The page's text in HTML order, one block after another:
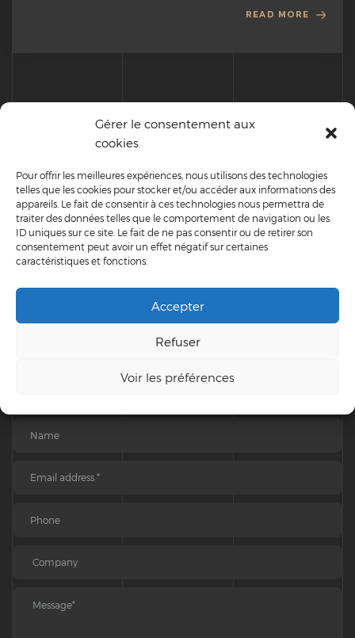
Gérer le consentement aux
cookies
Pour offrir les meilleures expériences, nous utilisons des technologies
telles que les cookies pour stocker et/ou accéder aux informations des
appareils. Le fait de consentir à ces technologies nous permettra de
traiter des données telles que le comportement de navigation ou les
ID uniques sur ce site. Le fait de ne pas consentir ou de retirer son
consentement peut avoir un effet négatif sur certaines
caractéristiques et fonctions.
Accepter
Refuser
Voir les préférences
READ MORE
GETIN TOUCH
USA, New York, 57 Quigley Bridge